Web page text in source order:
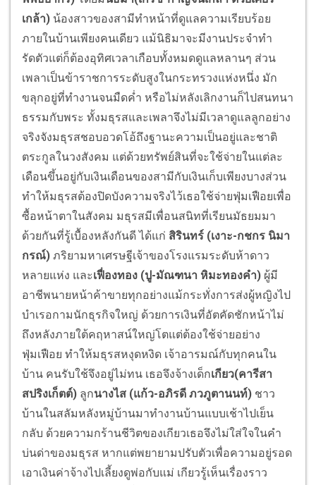
เกล้า) น้องสาวของสามีทำหน้าที่ดูแลความเรียบร้อย
ภายในบ้านเพียงคนเดียว แม้นิธิมาจะมีงานประจำทำ
รัดตัวแต่ก็ต้องอุทิศเวลาเกือบทั้งหมดดูแลหลานๆ ส่วน
เพลาเป็นข้าราชการระดับสูงในกระทรวงแห่งหนึ่ง มัก
ขลุกอยู่ที่ทำงานจนมืดค่ำ หรือไม่หลังเลิกงานก็ไปสนทนา
ธรรมกับพระ ทั้งมธุรสและเพลาจึงไม่มีเวลาดูแลลูกอย่าง
จริงจังมธุรสชอบอวดโอ้ถึงฐานะความเป็นอยู่และชาติ
ตระกูลในวงสังคม แต่ด้วยทรัพย์สินที่จะใช้จ่ายในแต่ละ
เดือนขึ้นอยู่กับเงินเดือนของสามีกับเงินเก็บเพียงบางส่วน
ทำให้มธุรสต้องปิดบังความจริงไว้เธอใช้จ่ายฟุ่มเฟือยเพื่อ
ซื้อหน้าตาในสังคม มธุรสมีเพื่อนสนิทที่เรียนมัธยมมา
ด้วยกันที่รู้เบื้องหลังกันดี ได้แก่ สิรินทร์ (เงาะ-กชกร นิมา
กรณ์) ภริยามหาเศรษฐีเจ้าของโรงแรมระดับห้าดาว
หลายแห่ง และเฟื่องทอง (ปู-มัณฑนา หิมะทองคำ) ผู้มี
อาชีพนายหน้าค้าขายทุกอย่างแม้กระทั่งการส่งผู้หญิงไป
บำเรอกามนักธุรกิจใหญ่ ด้วยการเงินที่อัตคัดชักหน้าไม่
ถึงหลังภายใต้คฤหาสน์ใหญ่โตแต่ต้องใช้จ่ายอย่าง
ฟุ่มเฟือย ทำให้มธุรสหงุดหงิด เจ้าอารมณ์กับทุกคนใน
บ้าน คนรับใช้จึงอยู่ไม่ทน เธอจึงจ้างเด็กเกียว(คารีสา
สปริงเก็ตต์) ลูกนางไส (แก้ว-อภิรดี ภวภูตานนท์) ชาว
บ้านในสลัมหลังหมู่บ้านมาทำงานบ้านแบบเช้าไปเย็น
กลับ ด้วยความกร้านชีวิตของเกียวเธอจึงไม่ใส่ใจในคำ
บ่นด่าของมธุรส หากแต่พยายามปรับตัวเพื่อความอยู่รอด
เอาเงินค่าจ้างไปเลี้ยงดูพ่อกับแม่ เกียวรู้เห็นเรื่องราว